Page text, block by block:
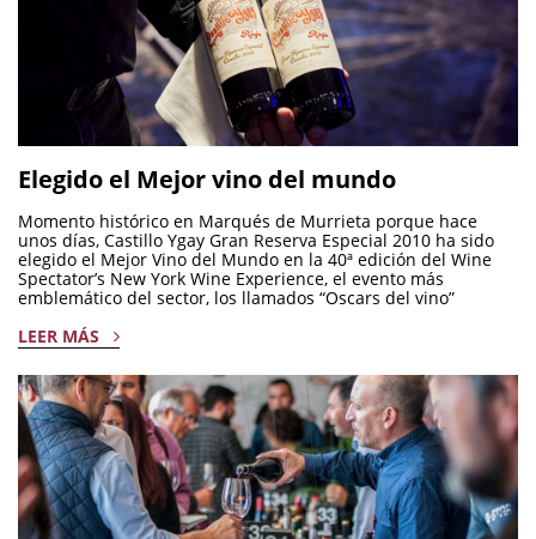
Elegido el Mejor vino del mundo
Momento histórico en Marqués de Murrieta porque hace
unos días, Castillo Ygay Gran Reserva Especial 2010 ha sido
elegido el Mejor Vino del Mundo en la 40ª edición del Wine
Spectator’s New York Wine Experience, el evento más
emblemático del sector, los llamados “Oscars del vino”
LEER MÁS